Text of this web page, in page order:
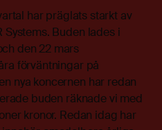
har präglats starkt av
Systems. Buden lades i
den 22 mars
förväntningar på
nya koncernen har redan
buden räknade vi med
kronor. Redan idag har